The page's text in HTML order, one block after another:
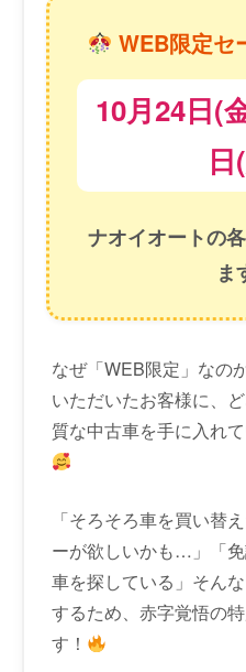
WEB限定セ
10月24日(
ナオイオートの
ま
なぜ「WEB限定」なの
いただいたお客様に、
質な中古車を手に入れ
「そろそろ車を買い替
ーが欲しいかも…」「
車を探している」そん
するため、赤字覚悟の
す！